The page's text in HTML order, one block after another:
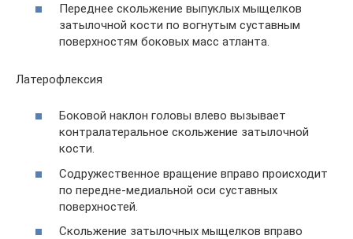
Переднее скольжение выпуклых мыщелков
затылочной кости по вогнутым суставным
поверхностям боковых масс атланта.
Латерофлексия
Боковой наклон головы влево вызывает
контралатеральное скольжение затылочной
кости.
Содружественное вращение вправо происходит
по передне-медиальной оси суставных
поверхностей.
Скольжение затылочных мыщелков вправо